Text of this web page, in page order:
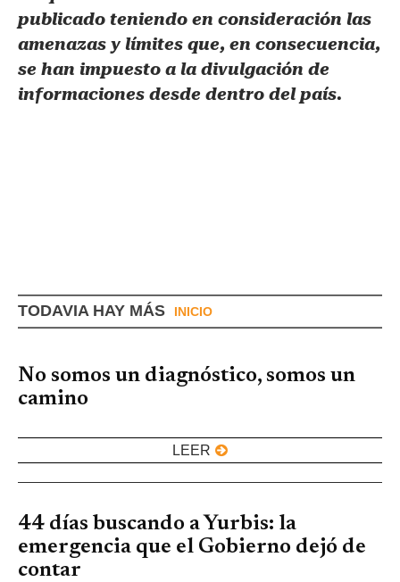
publicado teniendo en consideración las
amenazas y límites que, en consecuencia,
se han impuesto a la divulgación de
informaciones desde dentro del país.
TODAVIA HAY MÁS INICIO
No somos un diagnóstico, somos un
camino
LEER
44 días buscando a Yurbis: la
emergencia que el Gobierno dejó de
contar